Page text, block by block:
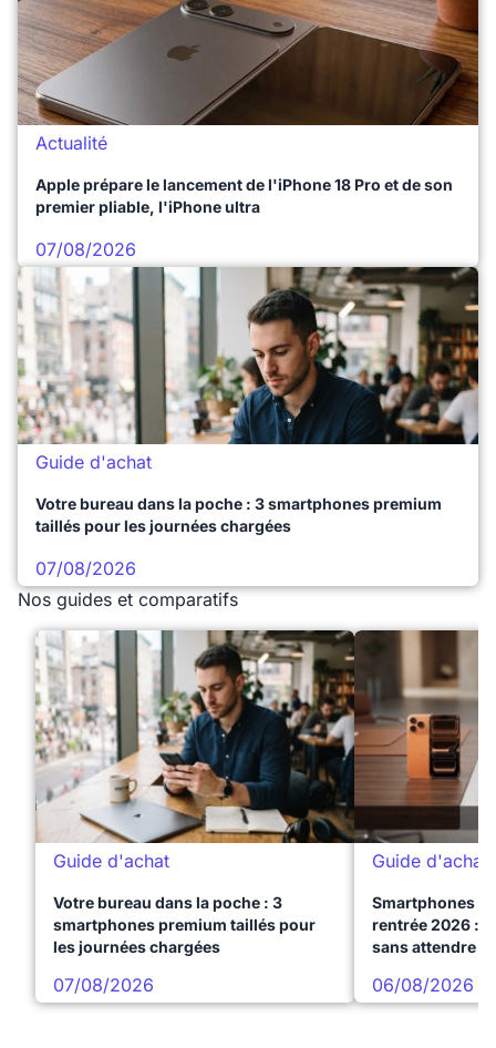
Actualité
Apple prépare le lancement de l'iPhone 18 Pro et de son
premier pliable, l'iPhone ultra
07/08/2026
Guide d'achat
Votre bureau dans la poche : 3 smartphones premium
taillés pour les journées chargées
07/08/2026
Nos guides et comparatifs
Guide d'achat
Votre bureau dans la poche : 3
smartphones premium taillés pour
les journées chargées
07/08/2026
Guide d'achat
Smartphones
rentrée 2026 :
sans attendre
06/08/2026